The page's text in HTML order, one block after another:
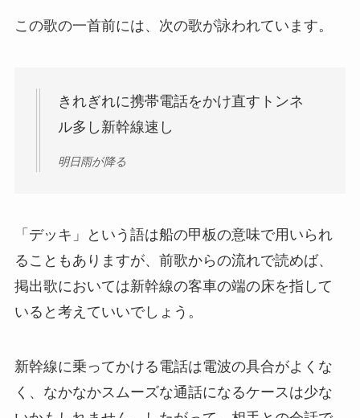
この歌の一首前には、次の歌が詠われています。
きれぎれに携帯電話をかけ直すトンネ
ル多し新幹線速し
明日雨が降る
「デッキ」という語は船の甲板の意味で用いられ
ることもありますが、前歌からの流れで読めば、
掲出歌においては新幹線の客車の端の床を指して
いると考えていいでしょう。
新幹線に乗ってかける電話は電波の具合がよくな
く、なかなかスムーズな通話になるケースは少な